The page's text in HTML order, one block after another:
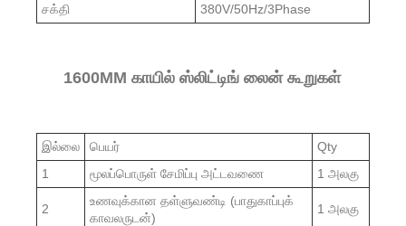
சக்தி
380V/50Hz/3Phase
1600MM காயில் ஸ்லிட்டிங் லைன் கூறுகள்
இல்லை பெயர்
Qty
1
மூலப்பொருள் சேமிப்பு அட்டவணை 1 அலகு
2
உணவுக்கான தள்ளுவண்டி (பாதுகாப்புக்
காவலருடன்)
1 அலகு